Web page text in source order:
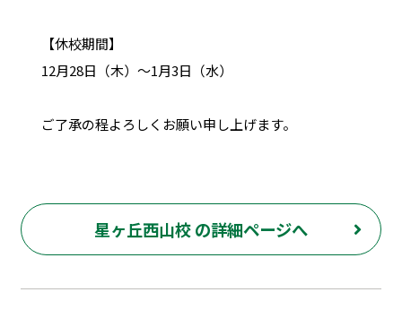
【休校期間】
12月28日（木）～1月3日（水）
ご了承の程よろしくお願い申し上げます。
星ヶ丘西山校 の詳細ページへ